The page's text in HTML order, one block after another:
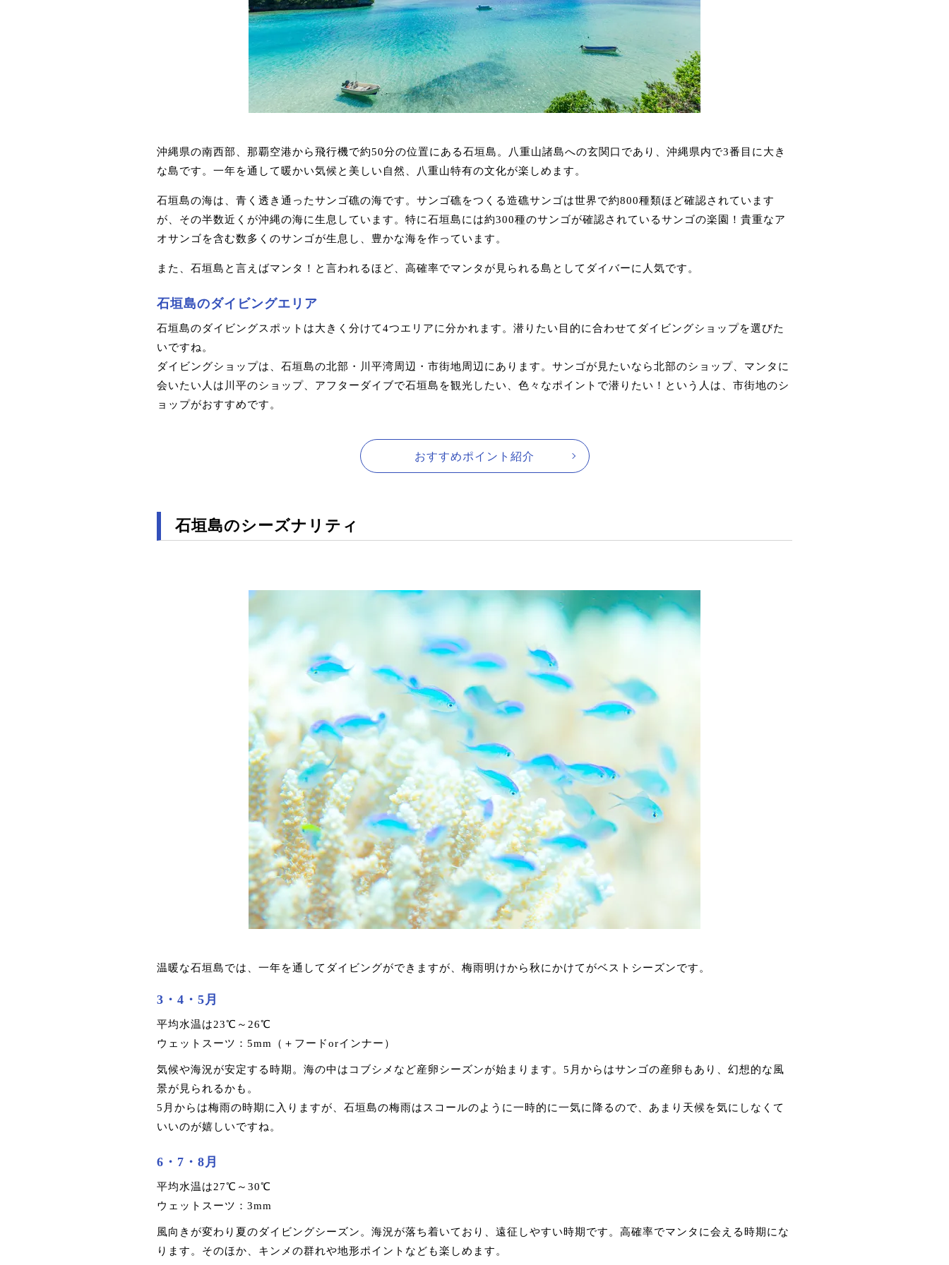
沖縄県の南西部、那覇空港から飛行機で約50分の位置にある石垣島。八重山諸島への玄関口であり、沖縄県内で3番目に大き
な島です。一年を通して暖かい気候と美しい自然、八重山特有の文化が楽しめます。
石垣島の海は、青く透き通ったサンゴ礁の海です。サンゴ礁をつくる造礁サンゴは世界で約800種類ほど確認されています
が、その半数近くが沖縄の海に生息しています。特に石垣島には約300種のサンゴが確認されているサンゴの楽園！貴重なア
オサンゴを含む数多くのサンゴが生息し、豊かな海を作っています。
また、石垣島と言えばマンタ！と言われるほど、高確率でマンタが見られる島としてダイバーに人気です。
石垣島のダイビングエリア
石垣島のダイビングスポットは大きく分けて4つエリアに分かれます。潜りたい目的に合わせてダイビングショップを選びた
いですね。
ダイビングショップは、石垣島の北部・川平湾周辺・市街地周辺にあります。サンゴが見たいなら北部のショップ、マンタに
会いたい人は川平のショップ、アフターダイブで石垣島を観光したい、色々なポイントで潜りたい！という人は、市街地のシ
ョップがおすすめです。
おすすめポイント紹介
石垣島のシーズナリティ
温暖な石垣島では、一年を通してダイビングができますが、梅雨明けから秋にかけてがベストシーズンです。
3・4・5月
平均水温は23℃～26℃
ウェットスーツ：5mm（＋フードorインナー）
気候や海況が安定する時期。海の中はコブシメなど産卵シーズンが始まります。5月からはサンゴの産卵もあり、幻想的な風
景が見られるかも。
5月からは梅雨の時期に入りますが、石垣島の梅雨はスコールのように一時的に一気に降るので、あまり天候を気にしなくて
いいのが嬉しいですね。
6・7・8月
平均水温は27℃～30℃
ウェットスーツ：3mm
風向きが変わり夏のダイビングシーズン。海況が落ち着いており、遠征しやすい時期です。高確率でマンタに会える時期にな
ります。そのほか、キンメの群れや地形ポイントなども楽しめます。